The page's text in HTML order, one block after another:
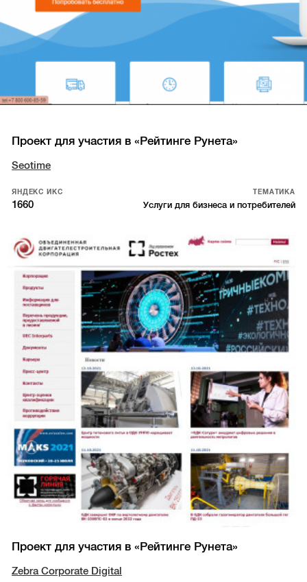
Проект для участия в «Рейтинге Рунета»
Seotime
ЯНДЕКС ИКС
1660
ТЕМАТИКА
Услуги для бизнеса и потребителей
Проект для участия в «Рейтинге Рунета»
Zebra Corporate Digital